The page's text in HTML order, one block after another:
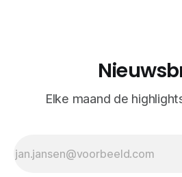
Elke maand de